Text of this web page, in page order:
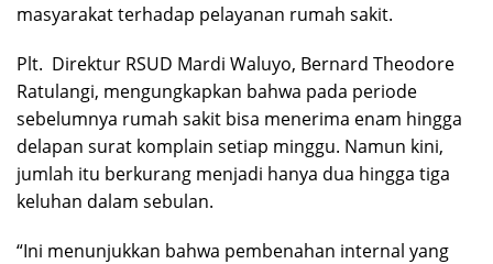
masyarakat terhadap pelayanan rumah sakit.
Plt. Direktur RSUD Mardi Waluyo, Bernard Theodore
Ratulangi, mengungkapkan bahwa pada periode
sebelumnya rumah sakit bisa menerima enam hingga
delapan surat komplain setiap minggu. Namun kini,
jumlah itu berkurang menjadi hanya dua hingga tiga
keluhan dalam sebulan.
“Ini menunjukkan bahwa pembenahan internal yang